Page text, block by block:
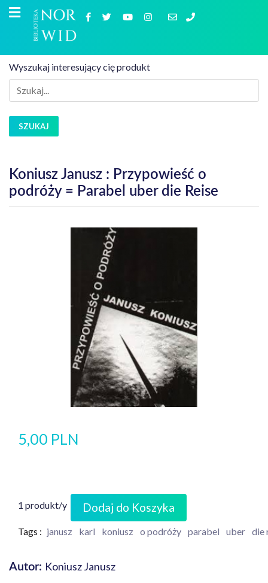
Wyszukaj interesujący cię produkt
SZUKAJ
Koniusz Janusz : Przypowieść o
podróży = Parabel uber die Reise
5,00 PLN
1 produkt/y Dodaj do Koszyka
Tags : janusz karl koniusz o podróży parabel uber die
Autor: Koniusz Janusz